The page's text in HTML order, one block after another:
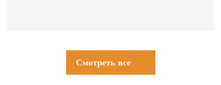
Смотреть все